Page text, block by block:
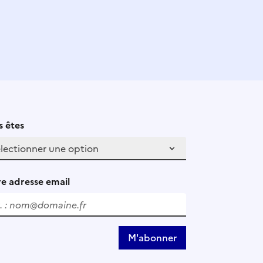
êtes
adresse email
M'abonner